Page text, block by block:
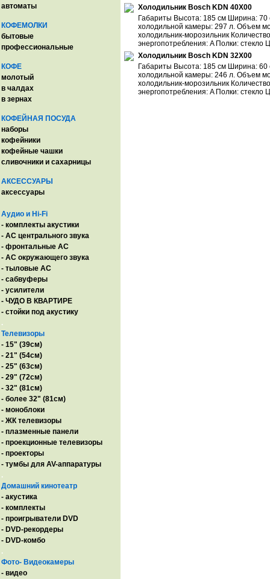
автоматы
КОФЕМОЛКИ
бытовые
профессиональные
КОФЕ
молотый
в чалдах
в зернах
КОФЕЙНАЯ ПОСУДА
наборы
кофейники
кофейные чашки
сливочники и сахарницы
АКСЕССУАРЫ
аксессуары
Аудио и Hi-Fi
- комплекты акустики
- AC центрального звука
- фронтальные АС
- АС окружающего звука
- тыловые АС
- сабвуферы
- усилители
- ЧУДО В КВАРТИРЕ
- стойки под акустику
.
Телевизоры
- 15" (39см)
- 21" (54см)
- 25" (63см)
- 29" (72см)
- 32" (81см)
- более 32" (81см)
- моноблоки
- ЖК телевизоры
- плазменные панели
- проекционные телевизоры
- проекторы
- тумбы для AV-аппаратуры
.
Домашний кинотеатр
- акустика
- комплекты
- проигрыватели DVD
- DVD-рекордеры
- DVD-комбо
.
Фото- Видеокамеры
- видео
Холодильник Bosch KDN 40X00
Габариты Высота: 185 см Ширина:
холодильной камеры: 297 л. Объем
холодильник-морозильник
энергопотребления: A Полки: стекло
Холодильник Bosch KDN 32X00
Габариты Высота: 185 см Ширина:
холодильной камеры: 246 л. Объем
холодильник-морозильник
энергопотребления: A Полки: стекло